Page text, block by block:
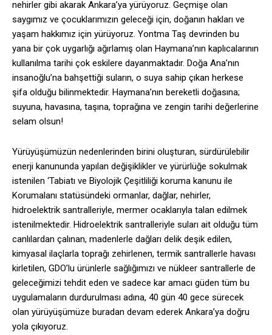
nehirler gibi akarak Ankara’ya yürüyoruz. Geçmişe olan
saygımız ve çocuklarımızın geleceği için, doğanın hakları ve
yaşam hakkımız için yürüyoruz. Yontma Taş devrinden bu
yana bir çok uygarlığı ağırlamış olan Haymana’nın kaplıcalarının
kullanılma tarihi çok eskilere dayanmaktadır. Doğa Ana’nın
insanoğlu’na bahşettiği suların, o suya sahip çıkan herkese
şifa olduğu bilinmektedir. Haymana’nın bereketli doğasına;
suyuna, havasına, taşına, toprağına ve zengin tarihi değerlerine
selam olsun!
Yürüyüşümüzün nedenlerinden birini oluşturan, sürdürülebilir
enerji kanununda yapılan değişiklikler ve yürürlüğe sokulmak
istenilen ‘Tabiatı ve Biyolojik Çeşitliliği koruma kanunu ile
Korumalanı statüsündeki ormanlar, dağlar, nehirler,
hidroelektrik santralleriyle, mermer ocaklarıyla talan edilmek
istenilmektedir. Hidroelektrik santralleriyle suları ait olduğu tüm
canlılardan çalınan, madenlerle dağları delik deşik edilen,
kimyasal ilaçlarla toprağı zehirlenen, termik santrallerle havası
kirletilen, GDO’lu ürünlerle sağlığımızı ve nükleer santrallerle de
geleceğimizi tehdit eden ve sadece kar amacı güden tüm bu
uygulamaların durdurulması adına, 40 gün 40 gece sürecek
olan yürüyüşümüze buradan devam ederek Ankara’ya doğru
yola çıkıyoruz.